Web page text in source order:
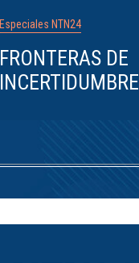
Especiales NTN24
FRONTERAS DE
INCERTIDUMBRE